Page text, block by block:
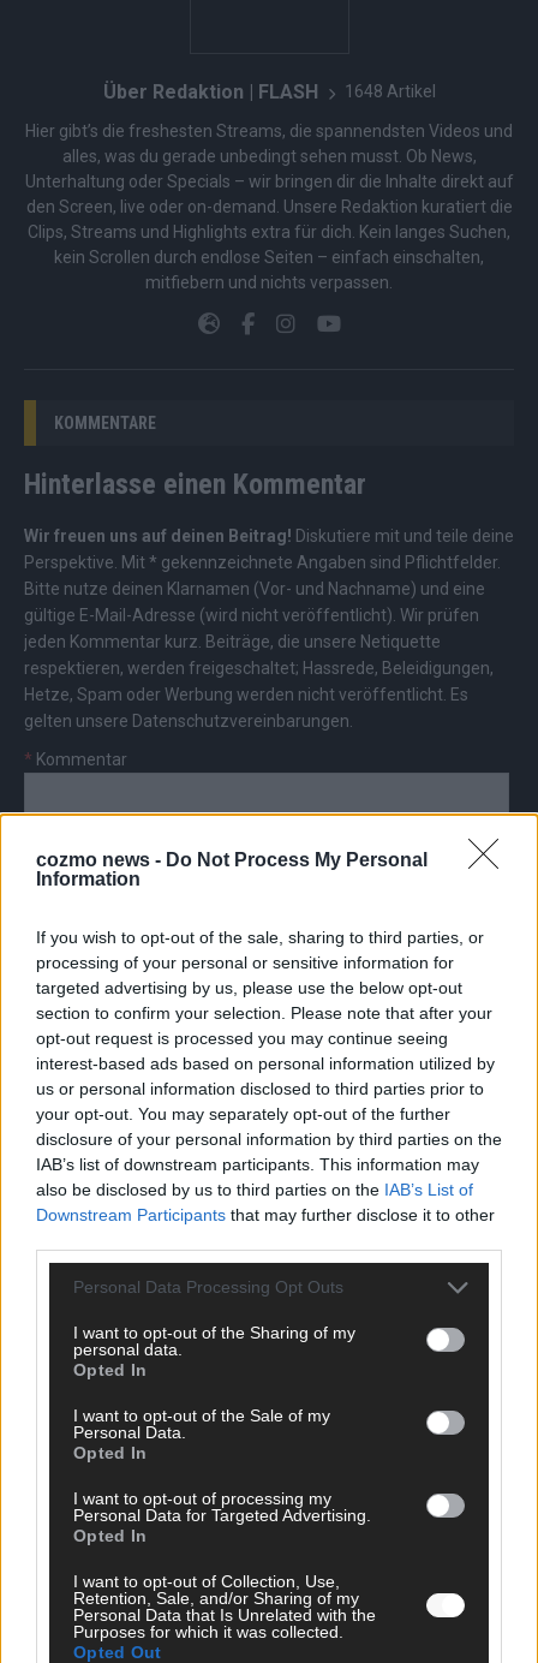
cozmo news - Do Not Process My Personal
Information
If you wish to opt-out of the sale, sharing to third parties, or
processing of your personal or sensitive information for
targeted advertising by us, please use the below opt-out
section to confirm your selection. Please note that after your
opt-out request is processed you may continue seeing
interest-based ads based on personal information utilized by
us or personal information disclosed to third parties prior to
your opt-out. You may separately opt-out of the further
disclosure of your personal information by third parties on the
IAB’s list of downstream participants. This information may
also be disclosed by us to third parties on the IAB’s List of
Downstream Participants that may further disclose it to other
Personal Data Processing Opt Outs
I want to opt-out of the Sharing of my
personal data.
Opted In
I want to opt-out of the Sale of my
Personal Data.
Opted In
I want to opt-out of processing my
Personal Data for Targeted Advertising.
Opted In
I want to opt-out of Collection, Use,
Retention, Sale, and/or Sharing of my
Personal Data that Is Unrelated with the
Purposes for which it was collected.
Opted Out
Über Redaktion | FLASH 1648 Artikel
Hier gibt’s die freshesten Streams, die spannendsten Videos und
alles, was du gerade unbedingt sehen musst. Ob News,
Unterhaltung oder Specials – wir bringen dir die Inhalte direkt auf
den Screen, live oder on-demand. Unsere Redaktion kuratiert die
Clips, Streams und Highlights extra für dich. Kein langes Suchen,
kein Scrollen durch endlose Seiten – einfach einschalten,
mitfiebern und nichts verpassen.
KOMMENTARE
Hinterlasse einen Kommentar
Wir freuen uns auf deinen Beitrag! Diskutiere mit und teile deine
Perspektive. Mit * gekennzeichnete Angaben sind Pflichtfelder.
Bitte nutze deinen Klarnamen (Vor- und Nachname) und eine
gültige E-Mail-Adresse (wird nicht veröffentlicht). Wir prüfen
jeden Kommentar kurz. Beiträge, die unsere Netiquette
respektieren, werden freigeschaltet; Hassrede, Beleidigungen,
Hetze, Spam oder Werbung werden nicht veröffentlicht. Es
gelten unsere Datenschutzvereinbarungen
* Kommentar
Vor- und Nachname
E-Mail
AD